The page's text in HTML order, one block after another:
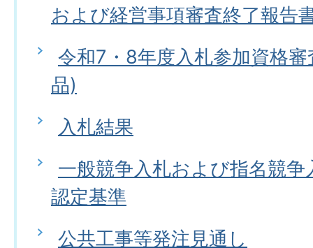
および経営事項審査終了報告
令和7・8年度入札参加資格
品)
入札結果
一般競争入札および指名競
認定基準
公共工事等発注見通し